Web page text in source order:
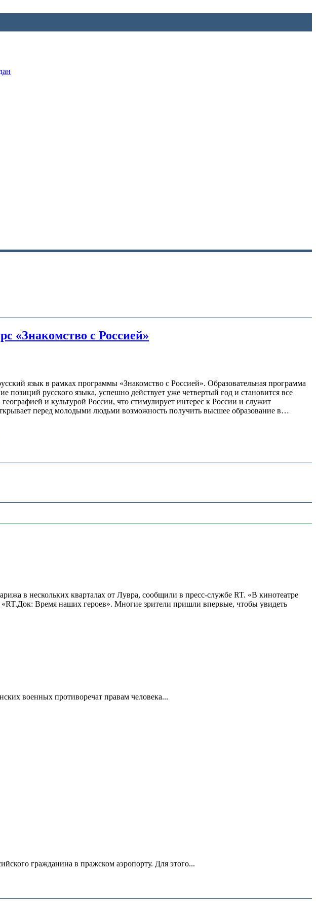
«Знакомство с Россией»
язык в рамках программы «Знакомство с Россией». Образовательная программа
позиций русского языка, успешно действует уже четвертый год и становится все
и культурой России, что стимулирует интерес к России и служит
перед молодыми людьми возможность получить высшее образование в…
в нескольких кварталах от Лувра, сообщили в пресс-службе RT. «В кинотеатре
«RT.Док: Время наших героев». Многие зрители пришли впервые, чтобы увидеть
военных противоречат правам человека...
гражданина в пражском аэропорту. Для этого...